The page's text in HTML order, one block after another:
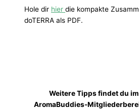
Hole dir hier die kompakte
doTERRA als PDF.
Weitere Tipps findet du
AromaBuddies-